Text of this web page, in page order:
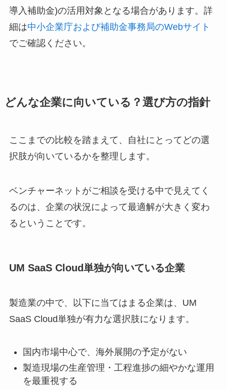
導入補助金)の活用対象となる場合があります。詳
細は中小企業庁および補助金事務局のWebサイト
でご確認ください。
どんな企業に向いている？選び方の指針
ここまでの比較を踏まえて、自社にとってどの選
択肢が向いているかを整理します。
ベンチャーネットがご相談を受ける中で見えてく
るのは、企業の状況によって最適解が大きく変わ
るということです。
UM SaaS Cloud単独が向いている企業
製造業の中で、以下に当てはまる企業は、UM
SaaS Cloud単独が有力な選択肢になります。
国内市場中心で、海外展開の予定がない
製造現場の生産管理・工程進捗の細やかな運用
を最重視する